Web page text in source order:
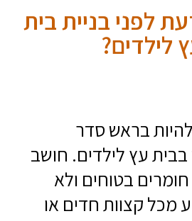
לפני בניית בית
לילדים?
בראש סדר
בבית עץ לילדים. חושב
בטוחים ולא
מכל קצוות חדים או